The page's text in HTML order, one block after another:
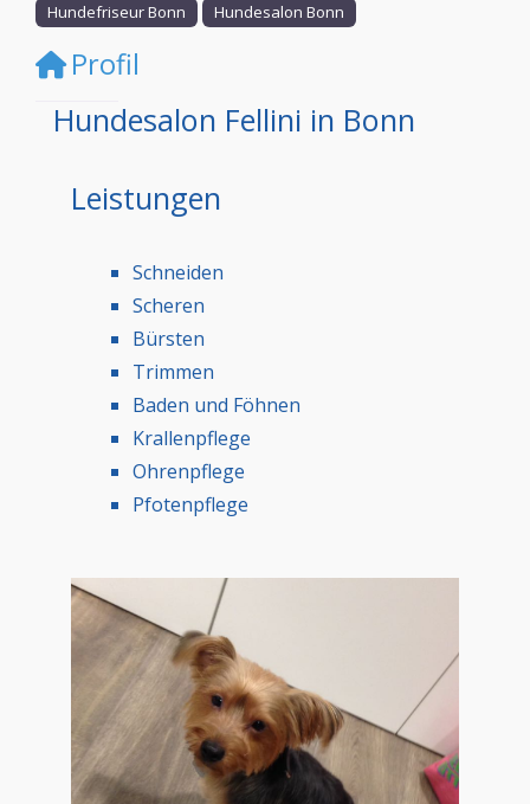
Hundefriseur Bonn
Hundesalon Bonn
Profil
Hundesalon Fellini in Bonn
Leistungen
Schneiden
Scheren
Bürsten
Trimmen
Baden und Föhnen
Krallenpflege
Ohrenpflege
Pfotenpflege